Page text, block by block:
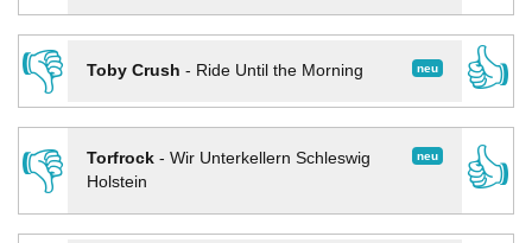
👎
neu
Toby Crush - Ride Until the Morning
👍
👎
neu
Torfrock- Wir Unterkellern Schleswig
Holstein
👍